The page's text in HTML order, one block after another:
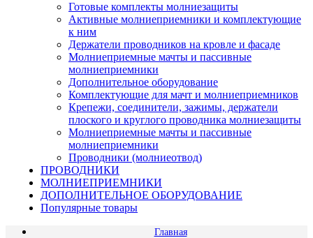
Готовые комплекты молниезащиты
Активные молниеприемники и комплектующие
к ним
Держатели проводников на кровле и фасаде
Молниеприемные мачты и пассивные
молниеприемники
Дополнительное оборудование
Комплектующие для мачт и молниеприемников
Крепежи, соединители, зажимы, держатели
плоского и круглого проводника молниезащиты
Молниеприемные мачты и пассивные
молниеприемники
Проводники (молниеотвод)
ПРОВОДНИКИ
МОЛНИЕПРИЕМНИКИ
ДОПОЛНИТЕЛЬНОЕ ОБОРУДОВАНИЕ
Популярные товары
Главная